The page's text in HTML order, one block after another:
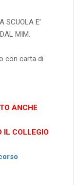
SCUOLA E’
MIM.
con carta di
ANCHE
IL COLLEGIO